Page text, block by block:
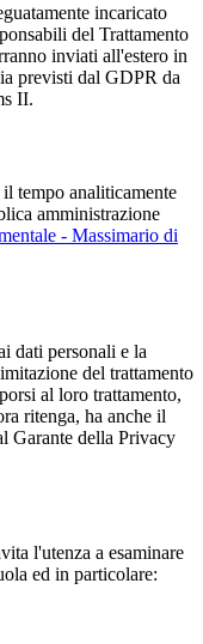
incaricato
del Trattamento
inviati all'estero in
previsti dal GDPR da
II.
tempo analiticamente
amministrazione
- Massimario di
dati personali e la
del trattamento
al loro trattamento,
ritenga, ha anche il
Garante della Privacy
l'utenza a esaminare
ed in particolare: